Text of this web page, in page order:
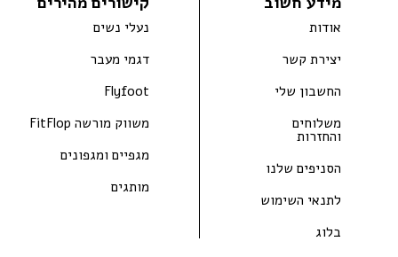
אודות
יצירת קשר
החשבון שלי
משלוחים
והחזרות
הסניפים שלנו
לתנאי השימוש
בלוג
נעלי נשים
דגמי מעבר
Flyfoot
משווק מורשה FitFlop
מגפיים ומגפונים
מותגים